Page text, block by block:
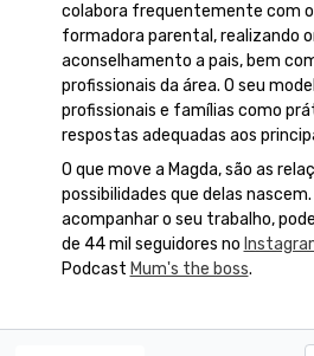
colabora frequentemente com
formadora parental, realizando
aconselhamento a pais, bem
profissionais da área. O seu
profissionais e famílias como
respostas adequadas aos
O que move a Magda, são as
possibilidades que delas
acompanhar o seu trabalho,
de 44 mil seguidores no
Podcast Mum's the boss.